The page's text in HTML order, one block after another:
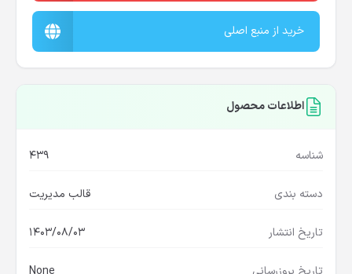
خرید از منبع اصلی
اطلاعات محصول
شناسه 439
دسته بندی قالب مدیریت
تاریخ انتشار 1403/08/03